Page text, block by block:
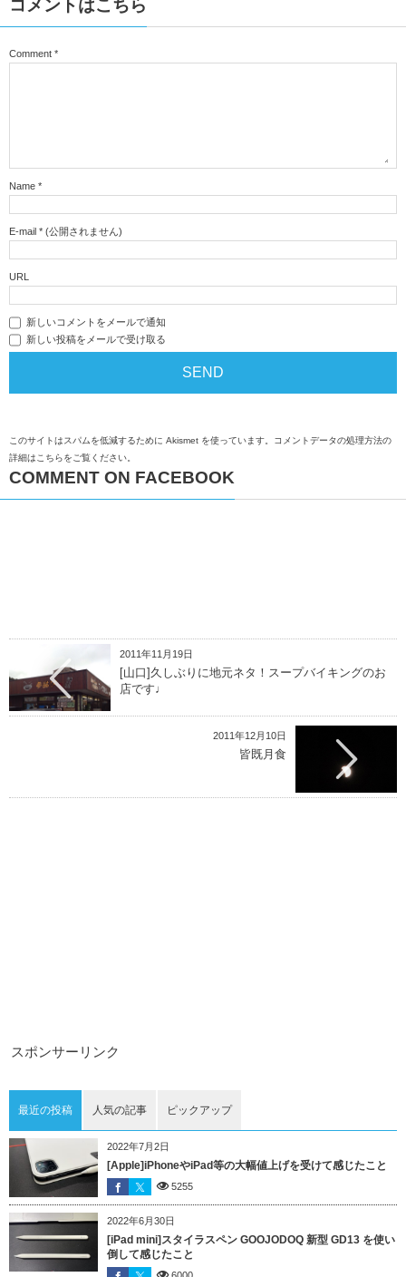
コメントはこちら
Comment *
Name *
E-mail * (公開されません)
URL
新しいコメントをメールで通知
新しい投稿をメールで受け取る
このサイトはスパムを低減するために Akismet を使っています。 コメントデータの処理方法の
詳細はこちらをご覧ください。
COMMENT ON FACEBOOK
2011年11月19日
[山口]久しぶりに地元ネタ！スープバイキングのお
店です♩
2011年12月10日
皆既月食
スポンサーリンク
最近の投稿 人気の記事 ピックアップ
2022年7月2日
[Apple]iPhoneやiPad等の大幅値上げを受けて感じたこと
5255
2022年6月30日
[iPad mini]スタイラスペン GOOJODOQ 新型 GD13 を使い
倒して感じたこと